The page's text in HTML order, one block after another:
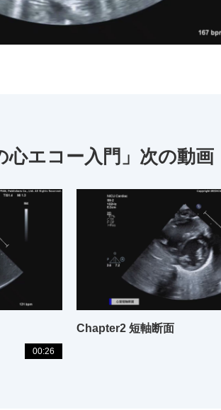
心エコー入門」次の動画
00:26
Chapter2 短軸断面